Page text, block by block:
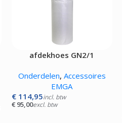
afdekhoes GN2/1
Onderdelen, Accessoires
EMGA
€114,95incl. btw
€95,00excl. btw